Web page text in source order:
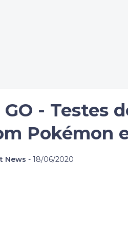
- Testes
Pokémon
News - 18/06/2020